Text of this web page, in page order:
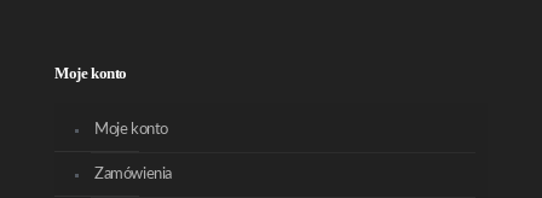
Moje konto
Moje konto
Zamówienia